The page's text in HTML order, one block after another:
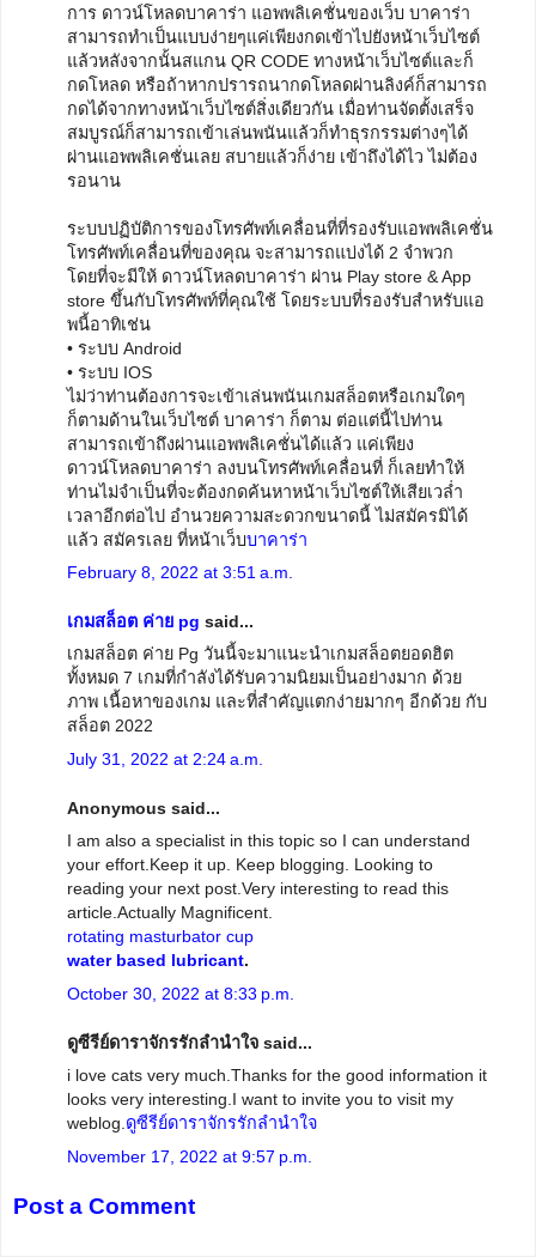
การ ดาวน์โหลดบาคาร่า แอพพลิเคชั่นของเว็บ บาคาร่า
สามารถทำเป็นแบบง่ายๆแค่เพียงกดเข้าไปยังหน้าเว็บไซต์
แล้วหลังจากนั้นสแกน QR CODE ทางหน้าเว็บไซต์และก็
กดโหลด หรือถ้าหากปรารถนากดโหลดผ่านลิงค์ก็สามารถ
กดได้จากทางหน้าเว็บไซต์สิ่งเดียวกัน เมื่อท่านจัดตั้งเสร็จ
สมบูรณ์ก็สามารถเข้าเล่นพนันแล้วก็ทำธุรกรรมต่างๆได้
ผ่านแอพพลิเคชั่นเลย สบายแล้วก็ง่าย เข้าถึงได้ไว ไม่ต้อง
รอนาน
ระบบปฏิบัติการของโทรศัพท์เคลื่อนที่ที่รองรับแอพพลิเคชั่น
โทรศัพท์เคลื่อนที่ของคุณ จะสามารถแบ่งได้ 2 จำพวก
โดยที่จะมีให้ ดาวน์โหลดบาคาร่า ผ่าน Play store & App
store ขึ้นกับโทรศัพท์ที่คุณใช้ โดยระบบที่รองรับสำหรับแอ
พนี้อาทิเช่น
• ระบบ Android
• ระบบ IOS
ไม่ว่าท่านต้องการจะเข้าเล่นพนันเกมสล็อตหรือเกมใดๆ
ก็ตามด้านในเว็บไซต์ บาคาร่า ก็ตาม ต่อแต่นี้ไปท่าน
สามารถเข้าถึงผ่านแอพพลิเคชั่นได้แล้ว แค่เพียง
ดาวน์โหลดบาคาร่า ลงบนโทรศัพท์เคลื่อนที่ ก็เลยทำให้
ท่านไม่จำเป็นที่จะต้องกดค้นหาหน้าเว็บไซต์ให้เสียเวล่ำ
เวลาอีกต่อไป อำนวยความสะดวกขนาดนี้ ไม่สมัครมิได้
แล้ว สมัครเลย ที่หน้าเว็บบาคาร่า
February 8, 2022 at 3:51 a.m.
เกมสล็อต ค่าย pg said...
เกมสล็อต ค่าย Pg วันนี้จะมาแนะนำเกมสล็อตยอดฮิต
ทั้งหมด 7 เกมที่กำลังได้รับความนิยมเป็นอย่างมาก ด้วย
ภาพ เนื้อหาของเกม และที่สำคัญแตกง่ายมากๆ อีกด้วย กับ
สล็อต 2022
July 31, 2022 at 2:24 a.m.
Anonymous said...
I am also a specialist in this topic so I can understand
your effort.Keep it up. Keep blogging. Looking to
reading your next post.Very interesting to read this
article.Actually Magnificent.
rotating masturbator cup
water based lubricant.
October 30, 2022 at 8:33 p.m.
ดูซีรีย์ดาราจักรรักลำนำใจ said...
i love cats very much.Thanks for the good information it
looks very interesting.I want to invite you to visit my
weblog.ดูซีรีย์ดาราจักรรักลำนำใจ
November 17, 2022 at 9:57 p.m.
Post a Comment